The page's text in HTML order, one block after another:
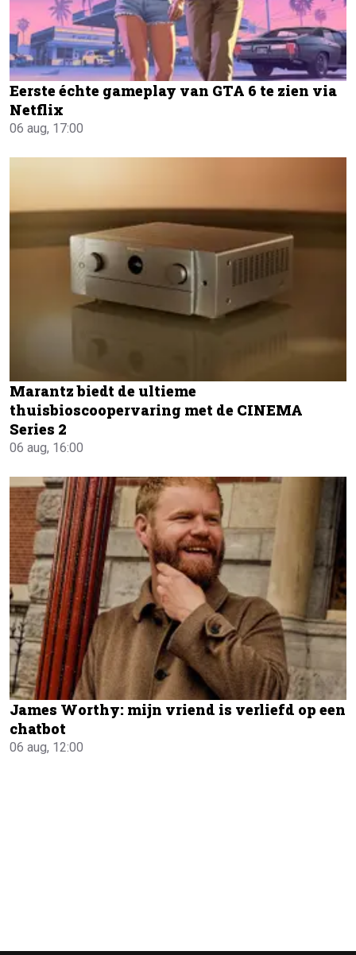
Eerste échte gameplay van GTA 6 te zien via
Netflix
06 aug, 17:00
Marantz biedt de ultieme
thuisbioscoopervaring met de CINEMA
Series 2
06 aug, 16:00
James Worthy: mijn vriend is verliefd op een
chatbot
06 aug, 12:00